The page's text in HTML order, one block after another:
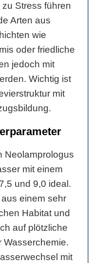
Stress führen
Arten aus
wie
oder friedliche
jedoch mit
Wichtig ist
mit
Neolamprologus
mit einem
und 9,0 ideal.
einem sehr
Habitat und
auf plötzliche
Wasserchemie.
mit